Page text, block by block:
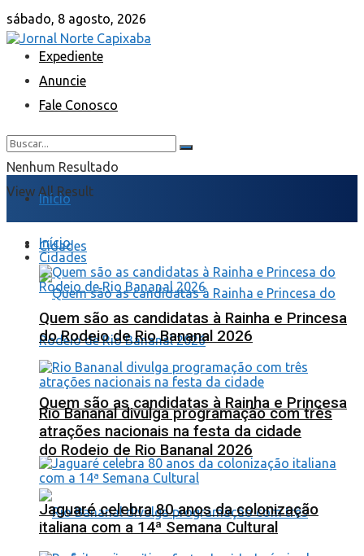
sábado, 8 agosto, 2026
Expediente
Anuncie
Fale Conosco
Nenhum Resultado
View All Result
Início
Cidades
Quem são as candidatas à Rainha e Princesa
do Rodeio de Rio Bananal 2026
Início
Cidades
Quem são as candidatas à Rainha e Princesa
do Rodeio de Rio Bananal 2026
Rio Bananal divulga programação com três
atrações nacionais na festa da cidade
Jaguaré celebra 80 anos da colonização
italiana com a 14ª Semana Cultural